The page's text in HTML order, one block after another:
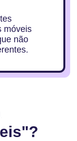
móveis
não